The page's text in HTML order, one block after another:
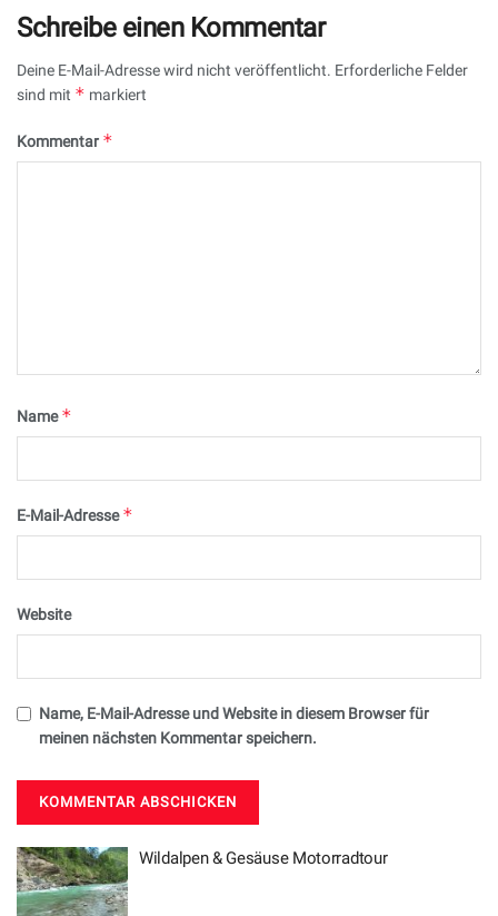
Schreibe einen Kommentar
Deine E-Mail-Adresse wird nicht veröffentlicht. Erforderliche Felder
sind mit * markiert
Kommentar *
Name*
E-Mail-Adresse*
Website
Name, E-Mail-Adresse und Website in diesem Browser für
meinen nächsten Kommentar speichern.
Wildalpen & Gesäuse Motorradtour